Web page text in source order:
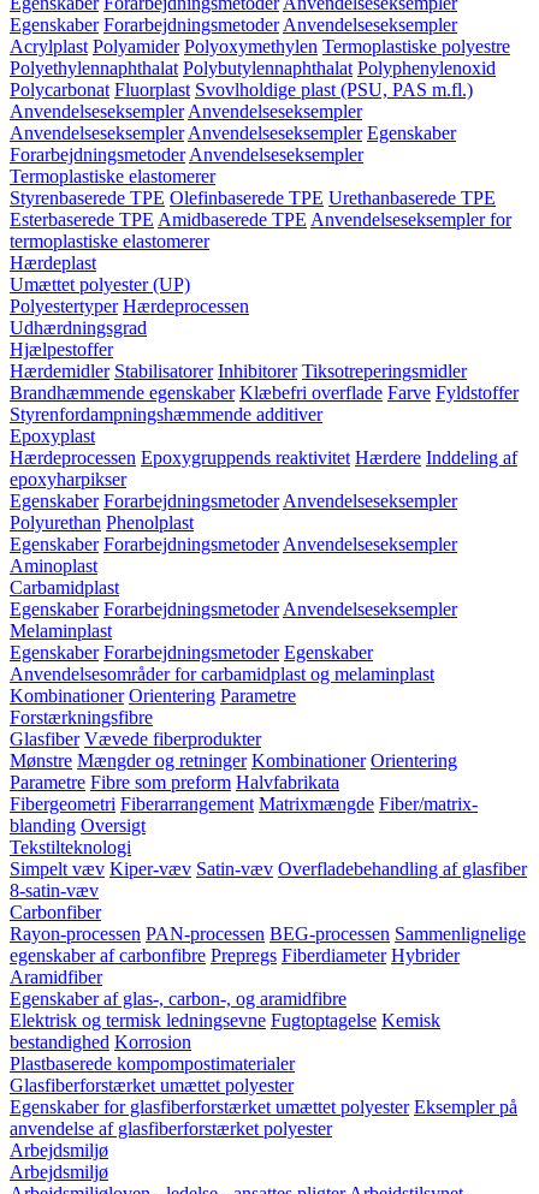
Egenskaber Forarbejdningsmetoder Anvendelseseksempler
Acrylplast Polyamider Polyoxymethylen Termoplastiske polyestre
Polyethylennaphthalat Polybutylennaphthalat Polyphenylenoxid
Polycarbonat Fluorplast Svovlholdige plast (PSU, PAS m.fl.)
Anvendelseseksempler Anvendelseseksempler
Anvendelseseksempler Anvendelseseksempler Egenskaber
Forarbejdningsmetoder Anvendelseseksempler
Termoplastiske elastomerer
Styrenbaserede TPE Olefinbaserede TPE Urethanbaserede TPE
Esterbaserede TPE Amidbaserede TPE Anvendelseseksempler for
termoplastiske elastomerer
Hærdeplast
Umættet polyester (UP)
Polyestertyper Hærdeprocessen
Udhærdningsgrad
Hjælpestoffer
Hærdemidler Stabilisatorer Inhibitorer Tiksotreperingsmidler
Brandhæmmende egenskaber Klæbefri overflade Farve Fyldstoffer
Styrenfordampningshæmmende additiver
Epoxyplast
Hærdeprocessen Epoxygruppends reaktivitet Hærdere Inddeling af
epoxyharpikser
Egenskaber Forarbejdningsmetoder Anvendelseseksempler
Polyurethan Phenolplast
Egenskaber Forarbejdningsmetoder Anvendelseseksempler
Aminoplast
Carbamidplast
Egenskaber Forarbejdningsmetoder Anvendelseseksempler
Melaminplast
Egenskaber Forarbejdningsmetoder Egenskaber
Anvendelsesområder for carbamidplast og melaminplast
Kombinationer Orientering Parametre
Forstærkningsfibre
Glasfiber Vævede fiberprodukter
Mønstre Mængder og retninger Kombinationer Orientering
Parametre Fibre som preform Halvfabrikata
Fibergeometri Fiberarrangement Matrixmængde Fiber/matrix-
blanding Oversigt
Tekstilteknologi
Simpelt væv Kiper-væv Satin-væv Overfladebehandling af glasfiber
8-satin-væv
Carbonfiber
Rayon-processen PAN-processen BEG-processen Sammenlignelige
egenskaber af carbonfibre Prepregs Fiberdiameter Hybrider
Aramidfiber
Egenskaber af glas-, carbon-, og aramidfibre
Elektrisk og termisk ledningsevne Fugtoptagelse Kemisk
bestandighed Korrosion
Plastbaserede kompompostimaterialer
Glasfiberforstærket umættet polyester
Egenskaber for glasfiberforstærket umættet polyester Eksempler på
anvendelse af glasfiberforstærket polyester
Arbejdsmiljø
Arbejdsmiljø